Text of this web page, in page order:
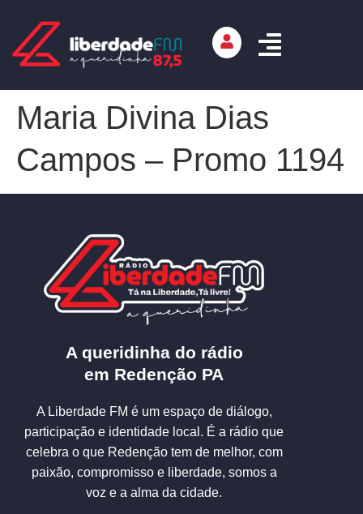
Maria Divina Dias
Campos – Promo 1194
A queridinha do rádio
em Redenção PA
A Liberdade FM é um espaço de diálogo,
participação e identidade local. É a rádio que
celebra o que Redenção tem de melhor, com
paixão, compromisso e liberdade, somos a
voz e a alma da cidade.